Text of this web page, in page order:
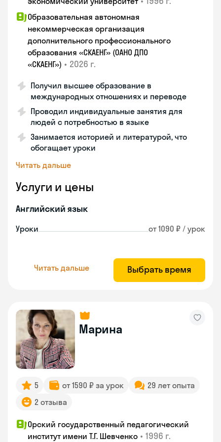
Образовательная автономная
некоммерческая организация
дополнительного профессионального
образования «СКАЕНГ» (ОАНО ДПО
«СКАЕНГ») • 2026 г.
Получил высшее образование в
международных отношениях и переводе
Проводил индивидуальные занятия для
людей с потребностью в языке
Занимается историей и литературой, что
обогащает уроки
Читать дальше
Услуги и цены
Английский язык
Уроки от 1090 ₽ / урок
Читать дальше Выбрать время
Марина
5 от 1590 ₽ за урок
29 лет опыта
2 отзыва
Орский государственный педагогический
институт имени Т.Г. Шевченко • 1996 г.